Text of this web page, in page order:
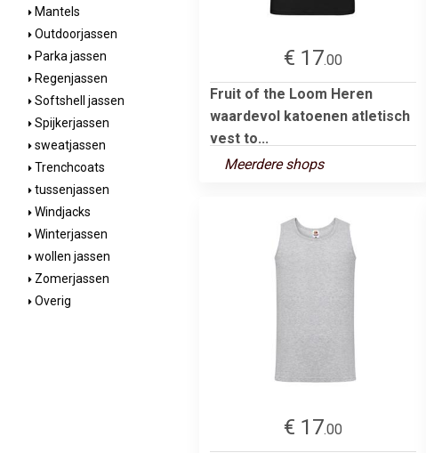
Mantels
Outdoorjassen
Parka jassen
Regenjassen
Softshell jassen
Spijkerjassen
sweatjassen
Trenchcoats
tussenjassen
Windjacks
Winterjassen
wollen jassen
Zomerjassen
Overig
€ 17.00
Fruit of the Loom Heren
waardevol katoenen atletisch
vest to...
Meerdere shops
€ 17.00